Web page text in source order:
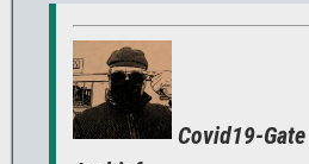
Covid19-Gate